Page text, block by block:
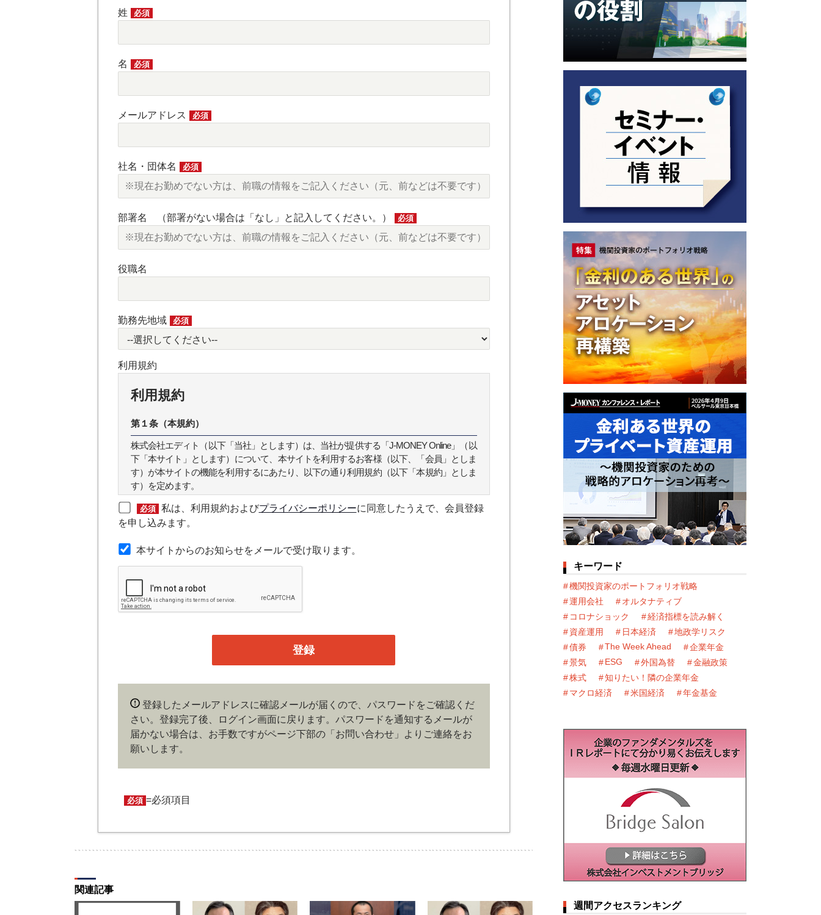
姓 必須
名 必須
メールアドレス 必須
社名・団体名 必須
部署名 （部署がない場合は「なし」と記入してください。） 必須
役職名
勤務先地域 必須
利用規約
利用規約
第１条（本規約）
株式会社エディト（以下「当社」とします）は、当社が提供する「J-MONEY Online」（以
下「本サイト」とします）について、本サイトを利用するお客様（以下、「会員」としま
す）が本サイトの機能を利用するにあたり、以下の通り利用規約（以下「本規約」としま
す）を定めます。
第２条（本規約の範囲）
第３条（会員）
本サイトの会員は、機関投資家や金融機関の役職員、事業会社の経営者・財務担当者、そ
の他金融ビジネスに携わる企業や官公庁、研究機関などの役職員、もしくは専門家のいず
れかに該当していることを条件とし、登録の申し込みを行うには、当社が入会を承諾した
ある場合や本規約に違反するおそれがある場合には、当社は会員登録を拒否もしくは抹消
第４条（ユーザー名とパスワードの管理）
ユーザー名およびパスワードの利用、管理は会員の自己責任において行うものとします。
会員は、ユーザー名およびパスワードの第三者への漏洩、利用許諾、貸与、譲渡、名義変
更、売買、その他の担保に供するなどの行為をしてはならないものとします。ユーザー名
およびパスワードの使用によって生じた損害の責任は、会員が負うものとし、当社は一切
ものとします。
当社は、一定の予告期間をもって本サイトのサービス停止を行う場合があります。 会員へ
必須 私は、利用規約およびプライバシーポリシーに同意したうえで、会員登録
を申し込みます。
本サイトからのお知らせをメールで受け取ります。
登録したメールアドレスに確認メールが届くので、パスワードをご確認くだ
さい。登録完了後、ログイン画面に戻ります。 パスワードを通知するメールが
届かない場合は、お手数ですがページ下部の「お問い合わせ」よりご連絡をお
願いします。
必須 =必須項目
関連記事
キーワード
機関投資家のポートフォリオ戦略
運用会社
オルタナティブ
コロナショック
経済指標を読み解く
資産運用
日本経済
地政学リスク
債券
The Week Ahead
企業年金
景気
ESG 外国為替
金融政策
株式
知りたい！隣の企業年金
マクロ経済
米国経済 年金基金
週間アクセスランキング